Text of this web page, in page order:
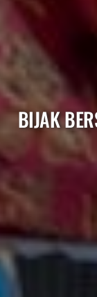
BIJAK